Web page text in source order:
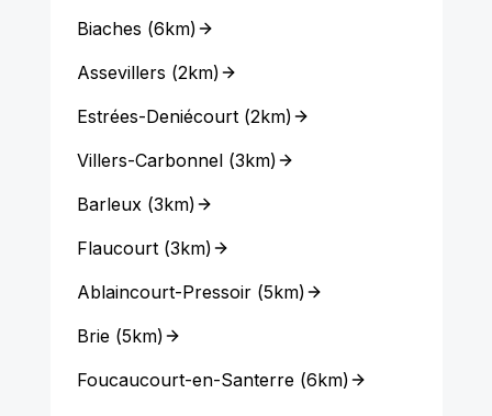
Biaches (6km)
Assevillers (2km)
Estrées-Deniécourt(2km)
Villers-Carbonnel(3km)
Barleux(3km)
Flaucourt(3km)
Ablaincourt-Pressoir(5km)
Brie(5km)
Foucaucourt-en-Santerre(6km)